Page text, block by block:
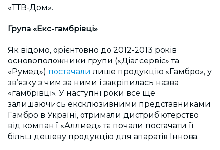
«ТТВ-Дом».
Група «Екс-гамбрівці»
Як відомо, орієнтовно до 2012-2013 років
основоположники групи («Діалсервіс» та
«Румед») постачали лише продукцію «Гамбро», у
зв’язку з чим за ними і закріпилась назва
«гамбрівці». У наступні роки все ще
залишаючись ексклюзивними представниками
Гамбро в Україні, отримали дистриб’ютерство
від компанії «Аллмед» та почали постачати її
більш дешеву продукцію для апаратів Іннова.